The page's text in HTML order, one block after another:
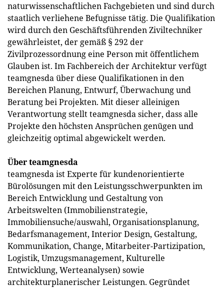
naturwissenschaftlichen Fachgebieten und sind durch
staatlich verliehene Befugnisse tätig. Die Qualifikation
wird durch den Geschäftsführenden Ziviltechniker
gewährleistet, der gemäß § 292 der
Zivilprozessordnung eine Person mit öffentlichem
Glauben ist. Im Fachbereich der Architektur verfügt
teamgnesda über diese Qualifikationen in den
Bereichen Planung, Entwurf, Überwachung und
Beratung bei Projekten. Mit dieser alleinigen
Verantwortung stellt teamgnesda sicher, dass alle
Projekte den höchsten Ansprüchen genügen und
gleichzeitig optimal abgewickelt werden.
Über teamgnesda
teamgnesda ist Experte für kundenorientierte
Bürolösungen mit den Leistungsschwerpunkten im
Bereich Entwicklung und Gestaltung von
Arbeitswelten (Immobilienstrategie,
Immobiliensuche/auswahl, Organisationsplanung,
Bedarfsmanagement, Interior Design, Gestaltung,
Kommunikation, Change, Mitarbeiter-Partizipation,
Logistik, Umzugsmanagement, Kulturelle
Entwicklung, Werteanalysen) sowie
architekturplanerischer Leistungen. Gegründet